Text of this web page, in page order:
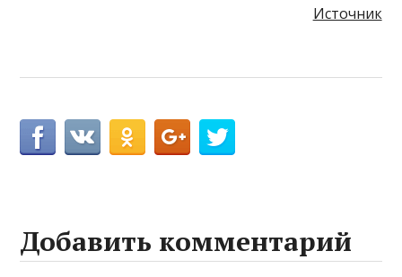
Источник
Добавить комментарий